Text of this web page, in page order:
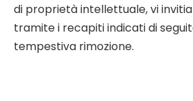
di proprietà intellettuale, vi
tramite i recapiti indicati di
tempestiva rimozione.